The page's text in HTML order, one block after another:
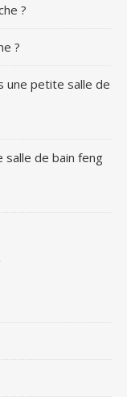
?
?
une petite salle de
salle de bain feng